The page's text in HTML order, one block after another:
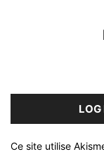
Ce site utilise